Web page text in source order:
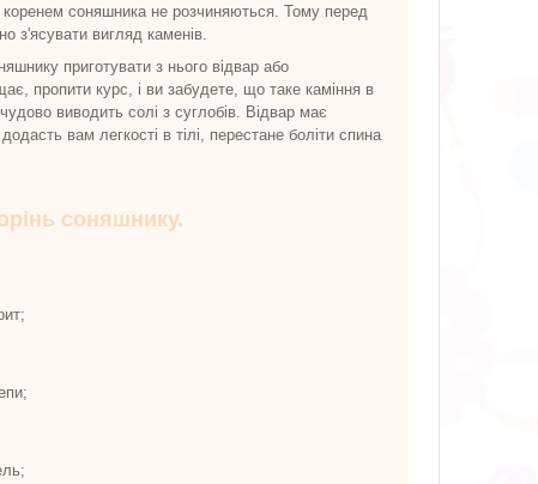
коренем соняшника не розчиняються. Тому перед
з'ясувати вигляд каменів.
приготувати з нього відвар або
пропити курс, і ви забудете, що таке каміння в
виводить солі з суглобів. Відвар має
вам легкості в тілі, перестане боліти спина
соняшнику.